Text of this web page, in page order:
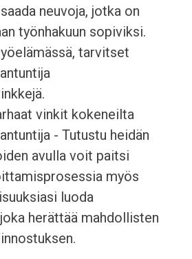
neuvoja, jotka on
työnhakuun sopiviksi.
tarvitset
vinkit kokeneilta
- Tutustu heidän
avulla voit paitsi
myös
luoda
herättää mahdollisten